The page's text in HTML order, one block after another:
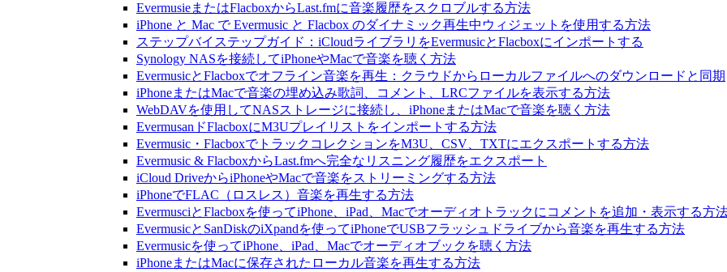
EvermusieまたはFlacboxからLast.fmに音楽履歴をスクロブルする方法
iPhone と Mac で Evermusic と Flacbox のダイナミック再生中ウィジェットを使用する方法
ステップバイステップガイド：iCloudライブラリをEvermusicとFlacboxにインポートする
Synology NASを接続してiPhoneやMacで音楽を聴く方法
EvermusicとFlacboxでオフライン音楽を再生：クラウドからローカルファイルへのダウンロードと同期
iPhoneまたはMacで音楽の埋め込み歌詞、コメント、LRCファイルを表示する方法
WebDAVを使用してNASストレージに接続し、iPhoneまたはMacで音楽を聴く方法
EvermusanドFlacboxにM3Uプレイリストをインポートする方法
Evermusic・FlacboxでトラックコレクションをM3U、CSV、TXTにエクスポートする方法
Evermusic & FlacboxからLast.fmへ完全なリスニング履歴をエクスポート
iCloud DriveからiPhoneやMacで音楽をストリーミングする方法
iPhoneでFLAC（ロスレス）音楽を再生する方法
EvermusciとFlacboxを使ってiPhone、iPad、Macでオーディオトラックにコメントを追加・表示する方
EvermusicとSanDiskのiXpandを使ってiPhoneでUSBフラッシュドライブから音楽を再生する方法
Evermusicを使ってiPhone、iPad、Macでオーディオブックを聴く方法
iPhoneまたはMacに保存されたローカル音楽を再生する方法